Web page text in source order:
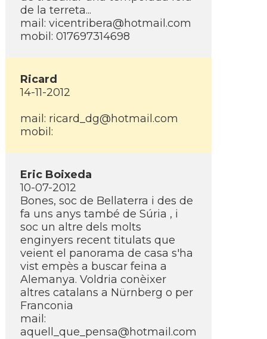
de la terreta...
mail: vicentribera@hotmail.com
mobil: 017697314698
Ricard
14-11-2012
mail: ricard_dg@hotmail.com
mobil:
Eric Boixeda
10-07-2012
Bones, soc de Bellaterra i des de
fa uns anys també de Súria , i
soc un altre dels molts
enginyers recent titulats que
veient el panorama de casa s'ha
vist empès a buscar feina a
Alemanya. Voldria conèixer
altres catalans a Nürnberg o per
Franconia
mail:
aquell_que_pensa@hotmail.com